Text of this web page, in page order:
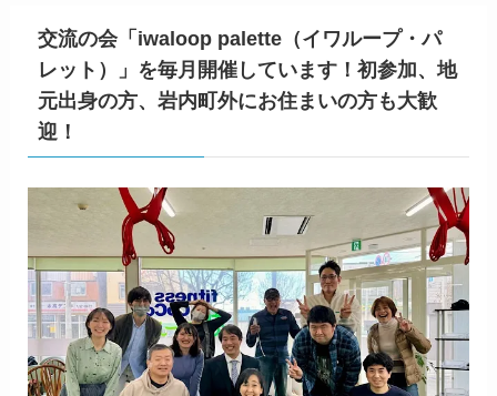
交流の会「iwaloop palette（イワループ・パ
レット）」を毎月開催しています！初参加、地
元出身の方、岩内町外にお住まいの方も大歓
迎！